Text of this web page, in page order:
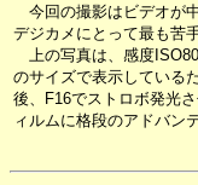
今回の撮影はビデオが
デジカメにとって最も苦
上の写真は、感度
のサイズで表示している
後、F16でストロボ発光
ィルムに格段のアドバン